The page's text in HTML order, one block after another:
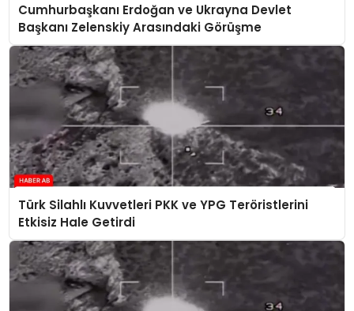
Cumhurbaşkanı Erdoğan ve Ukrayna Devlet
Başkanı Zelenskiy Arasındaki Görüşme
Türk Silahlı Kuvvetleri PKK ve YPG Teröristlerini
Etkisiz Hale Getirdi